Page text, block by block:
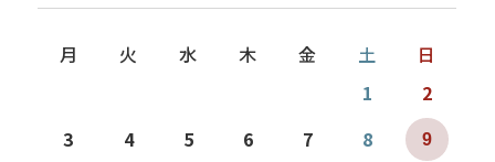
月 火 水 木 金 土
日
1
2
3
4 5 6 7 8 9